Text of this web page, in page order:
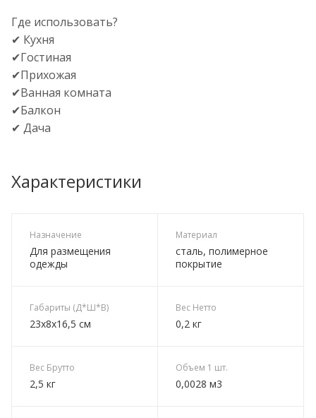
Где использовать?
✔ Кухня
✔Гостиная
✔Прихожая
✔Ванная комната
✔Балкон
✔ Дача
Характеристики
Назначение
Для размещения
одежды
Материал
сталь, полимерное
покрытие
Габариты (Д*Ш*В)
23х8х16,5 см
Вес Нетто
0,2 кг
Вес Брутто
2,5 кг
Объем 1 шт.
0,0028 м3